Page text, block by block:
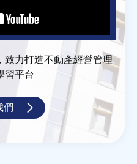
致力打造不動產經營管理
習平台
們